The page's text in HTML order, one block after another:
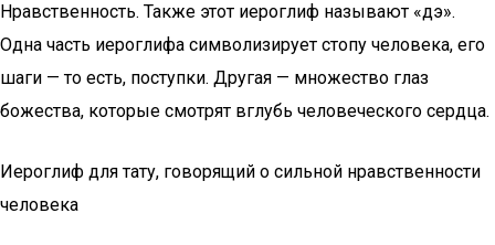
Нравственность. Также этот иероглиф называют «дэ».
Одна часть иероглифа символизирует стопу человека, его
шаги — то есть, поступки. Другая — множество глаз
божества, которые смотрят вглубь человеческого сердца.
Иероглиф для тату, говорящий о сильной нравственности
человека